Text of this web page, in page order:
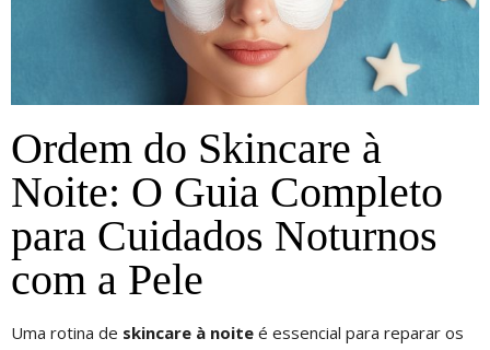
Ordem do Skincare à
Noite: O Guia Completo
para Cuidados Noturnos
com a Pele
Uma rotina de skincare à noite é essencial para reparar os